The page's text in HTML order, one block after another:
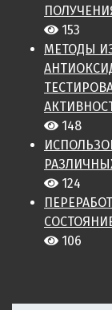
153
МЕТОДЫ
148
124
106